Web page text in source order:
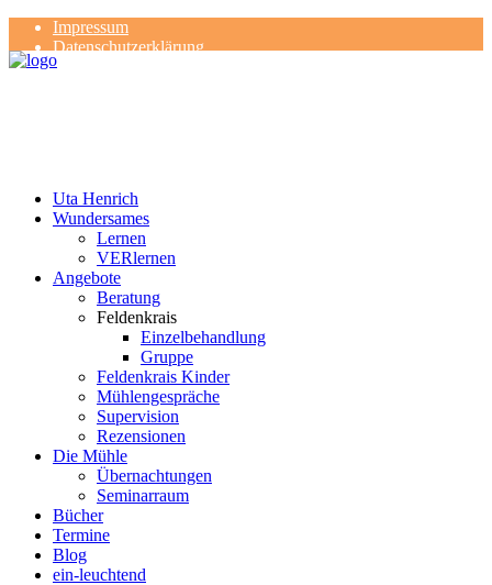
Impressum
Datenschutzerklärung
Kontakt
Uta Henrich
Wundersames
Lernen
VERlernen
Angebote
Beratung
Feldenkrais
Einzelbehandlung
Gruppe
Feldenkrais Kinder
Mühlengespräche
Supervision
Rezensionen
Die Mühle
Übernachtungen
Seminarraum
Bücher
Termine
Blog
ein-leuchtend